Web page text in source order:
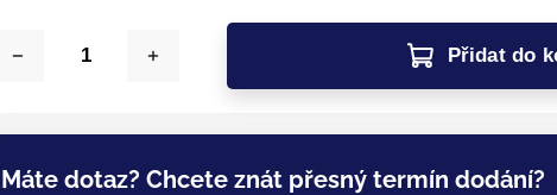
Přidat do
Máte dotaz? Chcete znát přesný termín dodání?